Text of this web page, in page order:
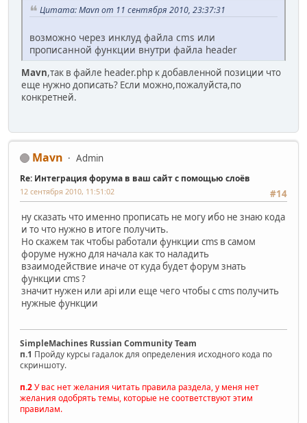
Цитата: Mavn от 11 сентября 2010, 23:37:31
возможно через инклуд файла cms или
прописанной функции внутри файла header
Mavn,так в файле header.php к добавленной позиции что
еще нужно дописать? Если можно,пожалуйста,по
конкретней.
Mavn Admin
Re: Интеграция форума в ваш сайт с помощью слоёв
#14
12 сентября 2010, 11:51:02
ну сказать что именно прописать не могу ибо не знаю кода
и то что нужно в итоге получить.
Но скажем так чтобы работали функции cms в самом
форуме нужно для начала как то наладить
взаимодействие иначе от куда будет форум знать
функции cms ?
значит нужен или api или еще чего чтобы с cms получить
нужные функции
SimpleMachines Russian Community Team
п.1 Пройду курсы гадалок для определения исходного кода по
скриншоту.
п.2У вас нет желания читать правила раздела, у меня нет
желания одобрять темы, которые не соответствуют этим
правилам.